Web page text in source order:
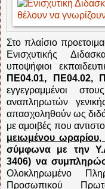
Στο πλαίσιο
Ενισχυτικής
υποψήφιοι
ΠΕ04.01, ΠΕ04.02,
εγγεγραμμένοι
αναπληρωτών
απασχοληθούν ως
με αμοιβές που
μειωμένου ωραρίου,
σύμφωνα με την
3406) να
Ολοκληρωμένο
Προσωπικού